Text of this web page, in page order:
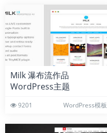
Milk 瀑布流作品
WordPress主题
9201 WordPress模板